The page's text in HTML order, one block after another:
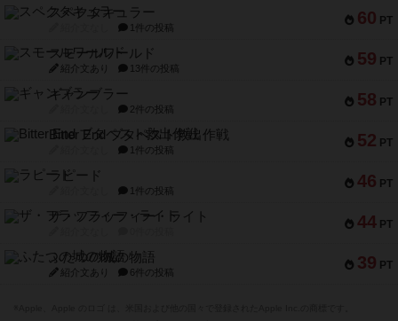
60 PT
スペクタキュラー
1件の投稿
59 PT
スモールワールド
紹介文あり 13件の投稿
58 PT
ギャンブラー
2件の投稿
52 PT
Bitter End ブタペスト救出作戦
1件の投稿
46 PT
ラピード
1件の投稿
44 PT
ザ・フラッフィー・ライト
39 PT
ふたつの城の物語
紹介文あり 6件の投稿